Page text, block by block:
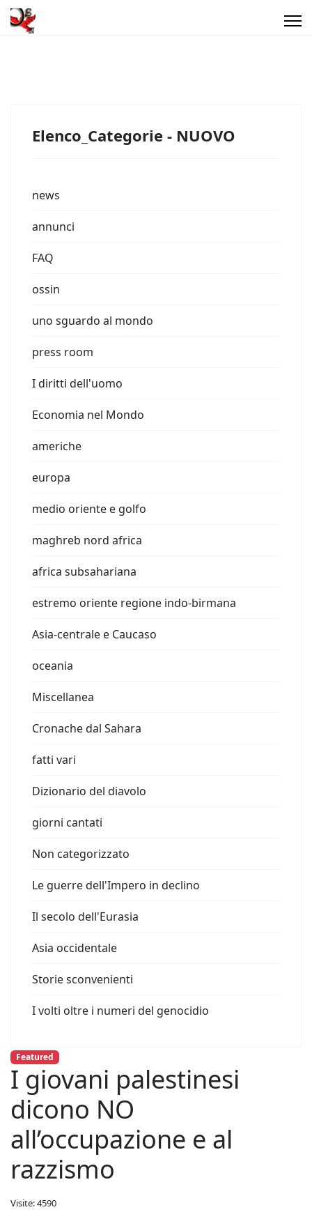
Elenco_Categorie - NUOVO
news
annunci
FAQ
ossin
uno sguardo al mondo
press room
I diritti dell'uomo
Economia nel Mondo
americhe
europa
medio oriente e golfo
maghreb nord africa
africa subsahariana
estremo oriente regione indo-birmana
Asia-centrale e Caucaso
oceania
Miscellanea
Cronache dal Sahara
fatti vari
Dizionario del diavolo
giorni cantati
Non categorizzato
Le guerre dell'Impero in declino
Il secolo dell'Eurasia
Asia occidentale
Storie sconvenienti
I volti oltre i numeri del genocidio
Featured
I giovani palestinesi
dicono NO
all’occupazione e al
razzismo
Visite: 4590